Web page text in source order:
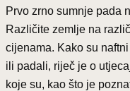
Prvo zrno sumnje pada
Različite zemlje na
cijenama. Kako su
ili padali, riječ je o
koje su, kao što je